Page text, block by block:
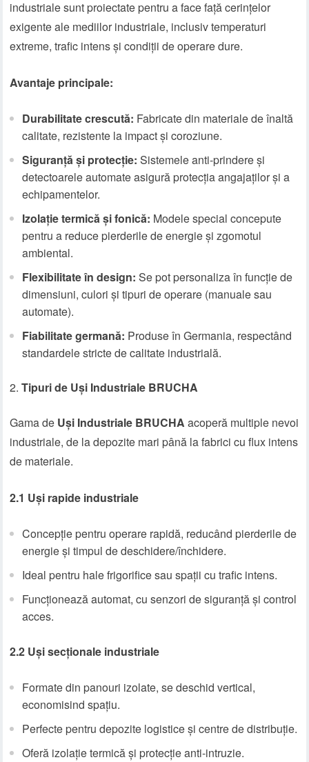
industriale sunt proiectate pentru a face față cerințelor
exigente ale mediilor industriale, inclusiv temperaturi
extreme, trafic intens și condiții de operare dure.
Avantaje principale:
Durabilitate crescută: Fabricate din materiale de înaltă
calitate, rezistente la impact și coroziune.
Siguranță și protecție: Sistemele anti-prindere și
detectoarele automate asigură protecția angajaților și a
echipamentelor.
Izolație termică și fonică: Modele special concepute
pentru a reduce pierderile de energie și zgomotul
ambiental.
Flexibilitate în design: Se pot personaliza în funcție de
dimensiuni, culori și tipuri de operare (manuale sau
automate).
Fiabilitate germană: Produse în Germania, respectând
standardele stricte de calitate industrială.
Tipuri de Uși Industriale BRUCHA
Gama de Uși Industriale BRUCHA acoperă multiple nevoi
industriale, de la depozite mari până la fabrici cu flux intens
de materiale.
2.1 Uși rapide industriale
Concepție pentru operare rapidă, reducând pierderile de
energie și timpul de deschidere/închidere.
Ideal pentru hale frigorifice sau spații cu trafic intens.
Funcționează automat, cu senzori de siguranță și control
acces.
2.2 Uși secționale industriale
Formate din panouri izolate, se deschid vertical,
economisind spațiu.
Perfecte pentru depozite logistice și centre de distribuție.
Oferă izolație termică și protecție anti-intruzie.